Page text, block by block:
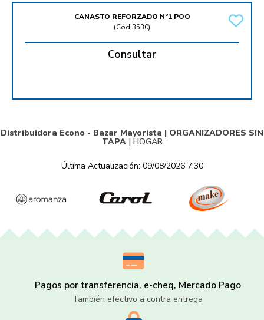
CANASTO REFORZADO Nº1 POO
(Cód.3530)
Consultar
Distribuidora Econo - Bazar Mayorista | ORGANIZADORES SIN
TAPA| HOGAR
Última Actualización: 09/08/2026 7:30
Pagos por transferencia, e-cheq, Mercado Pago
También efectivo a contra entrega